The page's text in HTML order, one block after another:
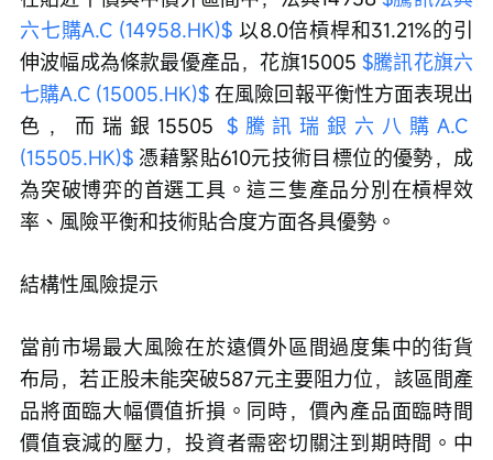
六七購A.C (14958.HK)$ 以8.0倍槓桿和31.21%的引
伸波幅成為條款最優產品，花旗15005 $騰訊花旗六
七購A.C (15005.HK)$ 在風險回報平衡性方面表現出
色，而瑞銀15505 $騰訊瑞銀六八購A.C
(15505.HK)$ 憑藉緊貼610元技術目標位的優勢，成
為突破博弈的首選工具。這三隻產品分別在槓桿效
率、風險平衡和技術貼合度方面各具優勢。
結構性風險提示
當前市場最大風險在於遠價外區間過度集中的街貨
布局，若正股未能突破587元主要阻力位，該區間產
品將面臨大幅價值折損。同時，價內產品面臨時間
價值衰減的壓力，投資者需密切關注到期時間。中